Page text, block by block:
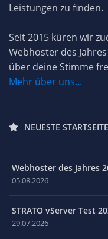
Leistungen zu finden.
Seit 2015 küren wir
Webhoster des
über deine Stimme
Mehr über uns...
NEUESTE
Webhoster des Jahres
05.08.2026
STRATO vServer Test
29.07.2026